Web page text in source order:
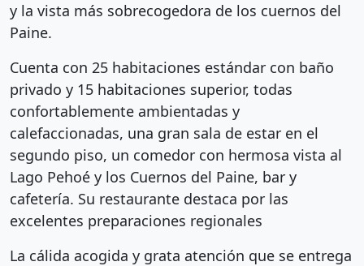
y la vista más sobrecogedora de los cuernos del
Paine.
Cuenta con 25 habitaciones estándar con baño
privado y 15 habitaciones superior, todas
confortablemente ambientadas y
calefaccionadas, una gran sala de estar en el
segundo piso, un comedor con hermosa vista al
Lago Pehoé y los Cuernos del Paine, bar y
cafetería. Su restaurante destaca por las
excelentes preparaciones regionales
La cálida acogida y grata atención que se entrega